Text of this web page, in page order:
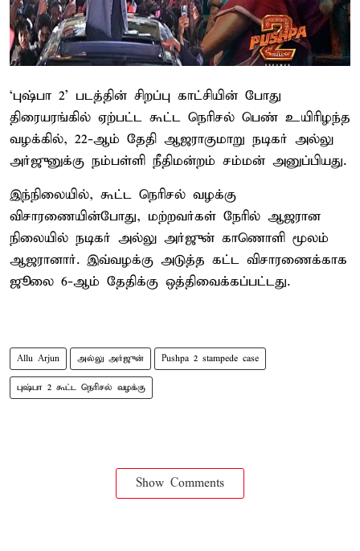
‘புஷ்பா 2’ படத்தின் சிறப்பு காட்சியின் போது
திரையரங்கில் ஏற்பட்ட கூட்ட நெரிசல் பெண் உயிரிழந்த
வழக்கில், 22-ஆம் தேதி ஆஜராகுமாறு நடிகர் அல்லு
அர்ஜுனுக்கு நம்பள்ளி நீதிமன்றம் சம்மன் அனுப்பியது.
இந்நிலையில், கூட்ட நெரிசல் வழக்கு
விசாரணையின்போது, மற்றவர்கள் நேரில் ஆஜரான
நிலையில் நடிகர் அல்லு அர்ஜுன் காணொளி மூலம்
ஆஜரானார். இவ்வழக்கு அடுத்த கட்ட விசாரணைக்காக
ஜூலை 6-ஆம் தேதிக்கு ஒத்திவைக்கப்பட்டது.
Allu Arjun அல்லு அர்ஜுன் Pushpa 2 stampede case
புஷ்பா 2 கூட்ட நெரிசல் வழக்கு
Show Comments